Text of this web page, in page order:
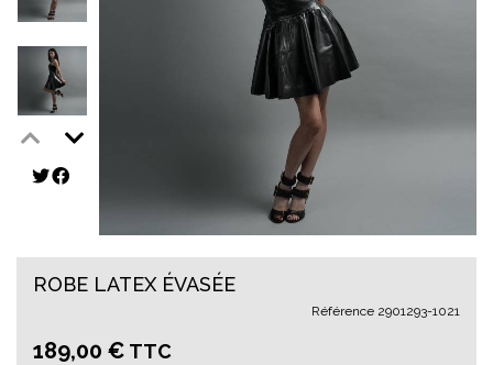
ROBE LATEX ÉVASÉE
Référence 2901293-1021
189,00 € TTC